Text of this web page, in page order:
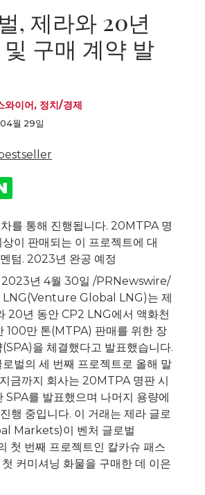
, 제라와 20년
구매 계약 발
와이어, 정치/경제
월 29일
를 통해 진행됩니다. 20MTPA 명
이 판매되는 이 프로젝트에 대
텀. 2023년 완공 예정
2023년 4월 30일 /PRNewswire/
LNG(Venture Global LNG)는 제
20년 동안 CP2 LNG에서 액화천
100만 톤(MTPA) 판매를 위한 장
을 체결했다고 발표했습니다.
벌의 세 번째 프로젝트로 올해 말
금까지 회사는 20MTPA 명판 시
SPA를 발표했으며 나머지 용량에
행 중입니다. 이 거래는 제라 글로
Markets)이 벤처 글로벌
번째 프로젝트인 칼카슈 패스
커미셔닝 화물을 구매한 데 이은